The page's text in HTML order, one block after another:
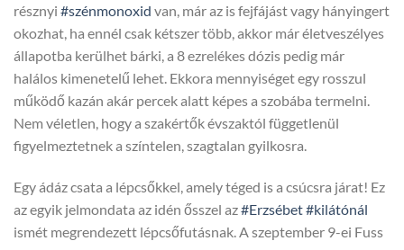
résznyi #szénmonoxid van, már az is fejfájást vagy hányingert
okozhat, ha ennél csak kétszer több, akkor már életveszélyes
állapotba kerülhet bárki, a 8 ezrelékes dózis pedig már
halálos kimenetelű lehet. Ekkora mennyiséget egy rosszul
működő kazán akár percek alatt képes a szobába termelni.
Nem véletlen, hogy a szakértők évszaktól függetlenül
figyelmeztetnek a színtelen, szagtalan gyilkosra.
Egy ádáz csata a lépcsőkkel, amely téged is a csúcsra járat! Ez
az egyik jelmondata az idén ősszel az#Erzsébet#kilátónál
ismét megrendezett lépcsőfutásnak. A szeptember 9-ei Fuss